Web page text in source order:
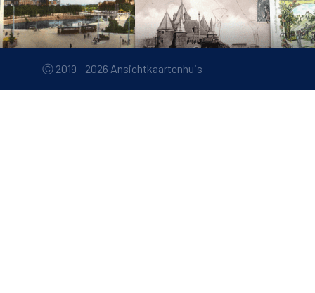
Ⓒ 2019 - 2026 Ansichtkaartenhuis